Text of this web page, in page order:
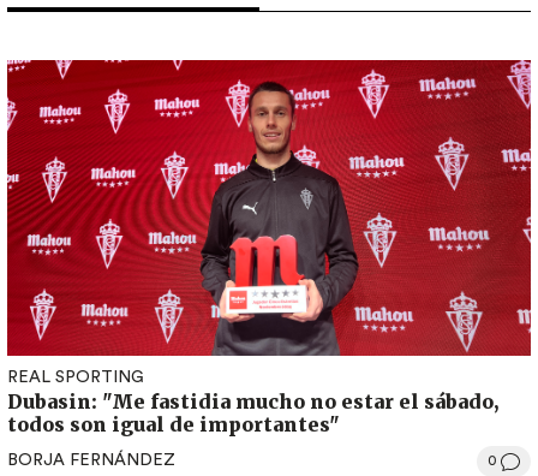
REAL SPORTING
Dubasin: "Me fastidia mucho no estar el sábado,
todos son igual de importantes"
BORJA FERNÁNDEZ 0